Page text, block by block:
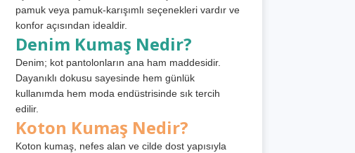
pamuk veya pamuk-karışımlı seçenekleri vardır ve
konfor açısından idealdir.
Denim Kumaş Nedir?
Denim; kot pantolonların ana ham maddesidir.
Dayanıklı dokusu sayesinde hem günlük
kullanımda hem moda endüstrisinde sık tercih
edilir.
Koton Kumaş Nedir?
Koton kumaş, nefes alan ve cilde dost yapısıyla